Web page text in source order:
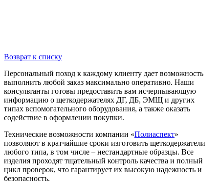
Возврат к списку
Персональный поход к каждому клиенту дает возможность
выполнить любой заказ максимально оперативно. Наши
консультанты готовы предоставить вам исчерпывающую
информацию о щеткодержателях ДГ, ДБ, ЭМЩ и других
типах вспомогательного оборудования, а также оказать
содействие в оформлении покупки.
Технические возможности компании «Полиаспект»
позволяют в кратчайшие сроки изготовить щеткодержатели
любого типа, в том числе – нестандартные образцы. Все
изделия проходят тщательный контроль качества и полный
цикл проверок, что гарантирует их высокую надежность и
безопасность.